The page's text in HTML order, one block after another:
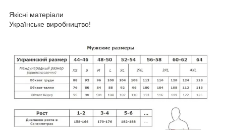
Якісні матеріали
Українське виробництво!